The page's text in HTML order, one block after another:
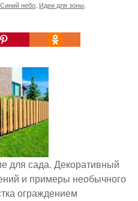
Синий небо Идеи для зоны
для сада. Декоративный
и примеры необычного
ограждением